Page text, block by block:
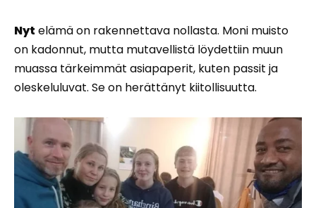
Nyt elämä on rakennettava nollasta. Moni muisto
on kadonnut, mutta mutavellistä löydettiin muun
muassa tärkeimmät asiapaperit, kuten passit ja
oleskeluluvat. Se on herättänyt kiitollisuutta.